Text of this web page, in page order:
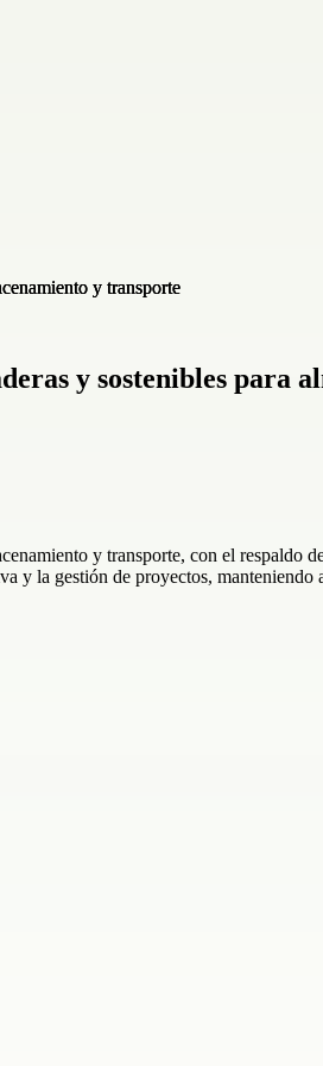
y sostenibles para
y transporte, con el
y la gestión de proyectos,